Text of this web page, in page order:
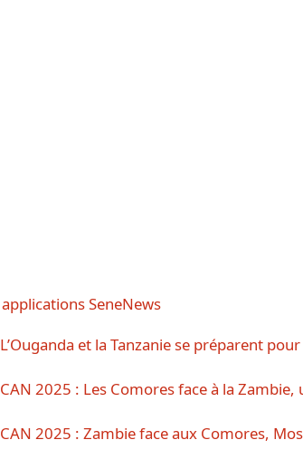
L’Ouganda et la Tanzanie se préparent
CAN 2025 : Les Comores face à la
CAN 2025 : Zambie face aux Comores,